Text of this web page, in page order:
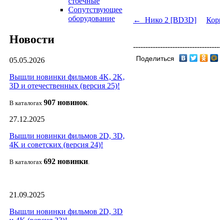
Сопутствующее
оборудование
Новости
05.05.2026
Вышли новинки фильмов 4K, 2K,
3D и отечественных (версия 25)!
В каталогах 907 новинок.
27.12.2025
Вышли новинки фильмов 2D, 3D,
4K и советских (версия 24)!
В каталогах 692 новинки.
21.09.2025
Вышли новинки фильмов 2D, 3D
← Нико 2 [BD3D]
Поделиться